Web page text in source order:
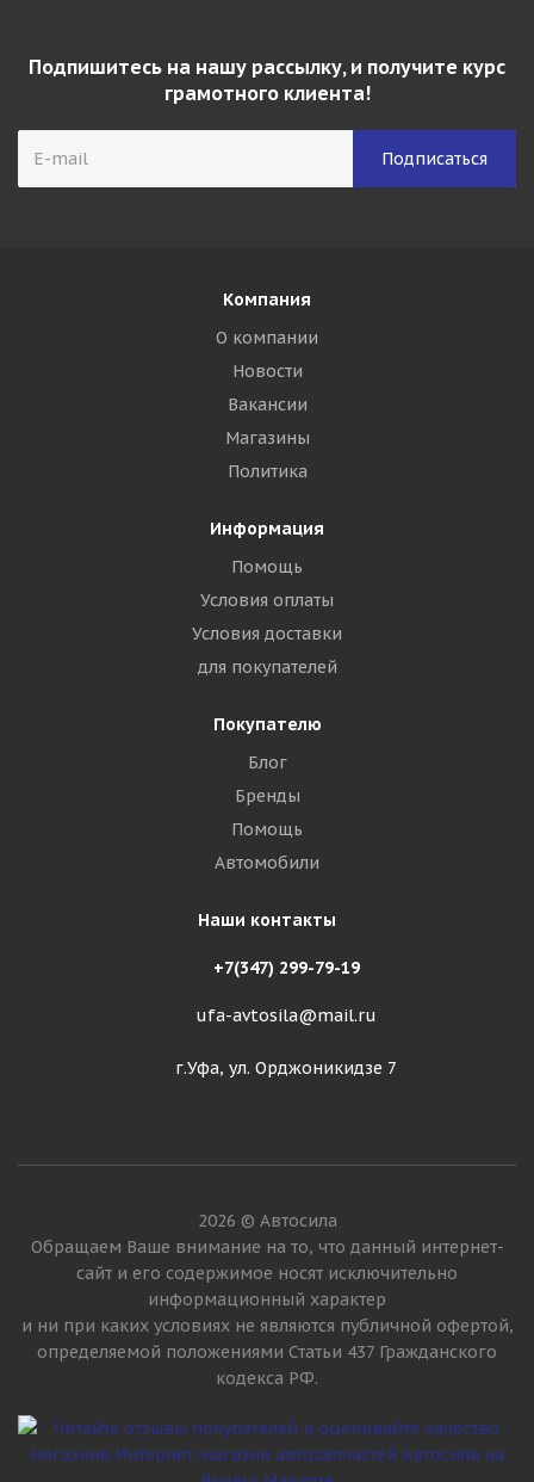
Подпишитесь на нашу рассылку, и получите курс
грамотного клиента!
Компания
О компании
Новости
Вакансии
Магазины
Политика
Информация
Помощь
Условия оплаты
Условия доставки
для покупателей
Покупателю
Блог
Бренды
Помощь
Автомобили
Наши контакты
+7(347) 299-79-19
ufa-avtosila@mail.ru
г.Уфа, ул. Орджоникидзе 7
2026 © Автосила
Обращаем Ваше внимание на то, что данный интернет-
сайт и его содержимое носят исключительно
информационный характер
и ни при каких условиях не являются публичной офертой,
определяемой положениями Статьи 437 Гражданского
кодекса РФ.